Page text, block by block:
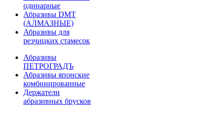
одинарные
Абразивы DMT
(АЛМАЗНЫЕ)
Абразивы для
резчицких стамесок
Абразивы
ПЕТРОГРАДЪ
Абразивы японские
комбинированные
Держатели
абразивных брусков